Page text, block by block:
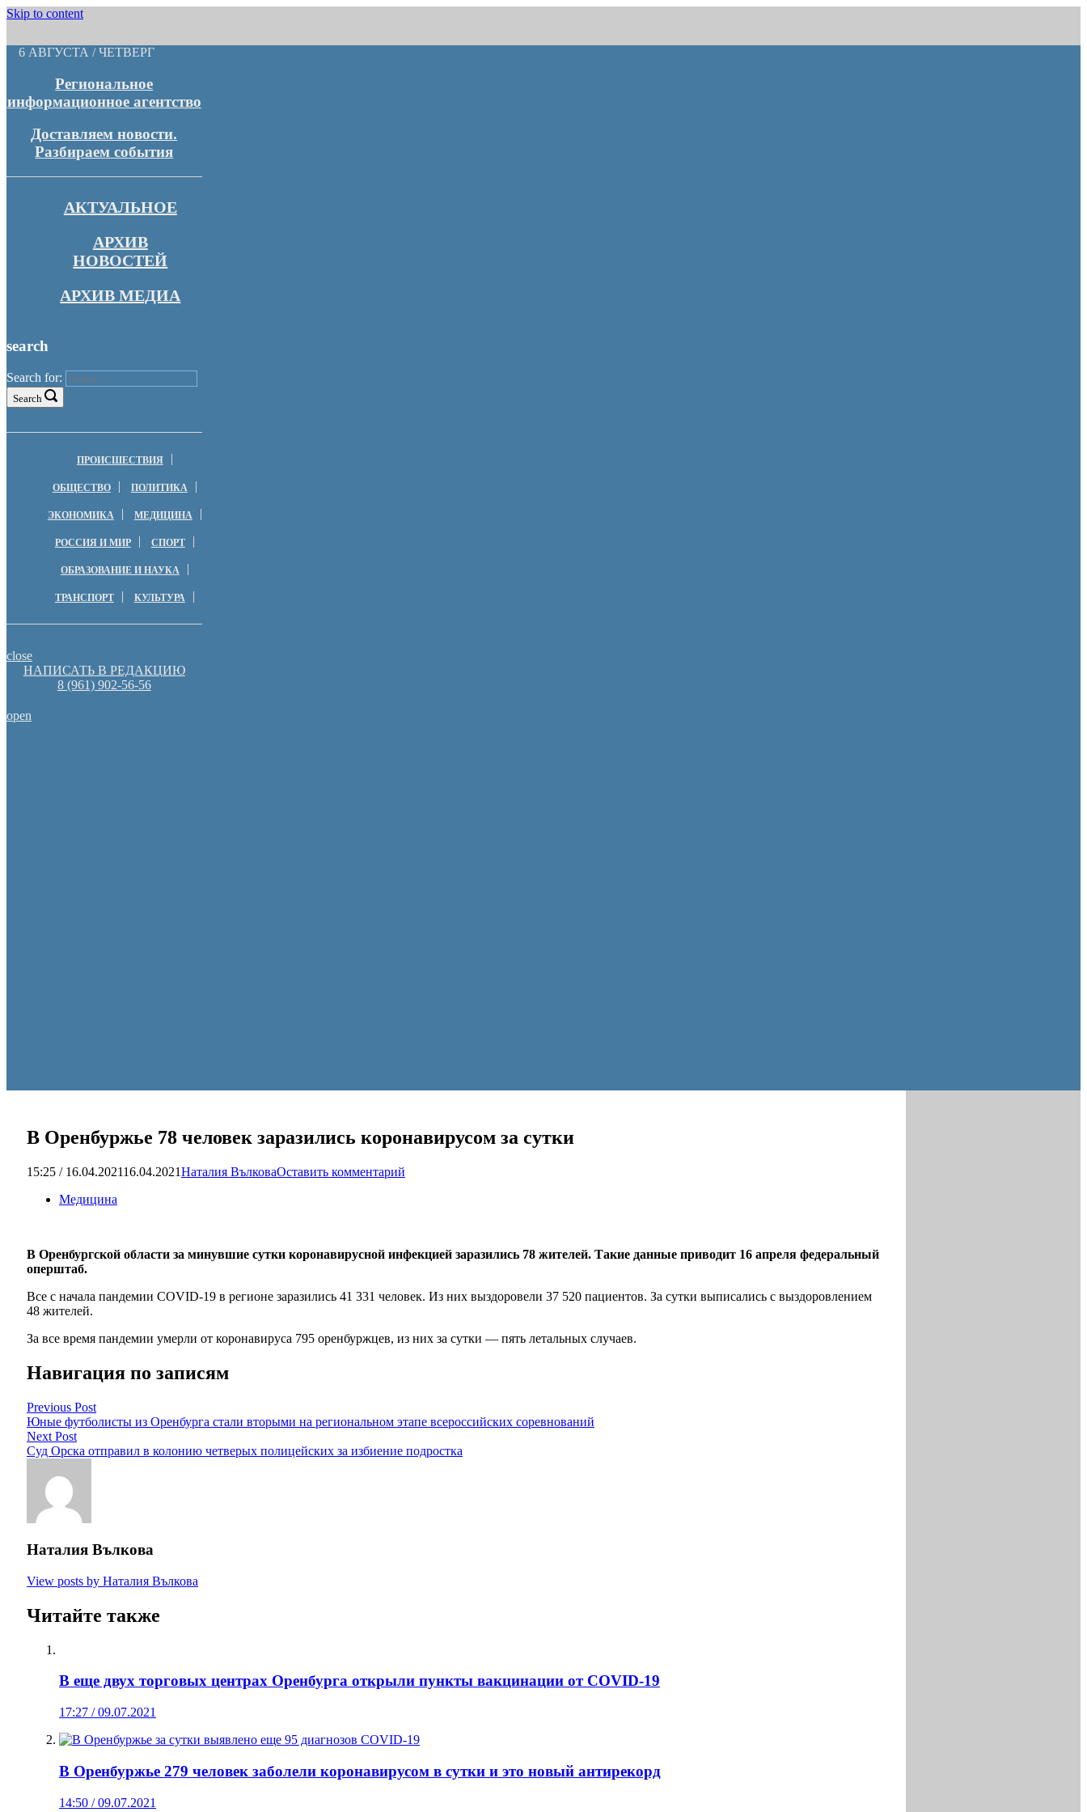
Skip to content
6 АВГУСТА / ЧЕТВЕРГ
Региональное
информационное агентство
Доставляем новости.
Разбираем события
АКТУАЛЬНОЕ
АРХИВ
НОВОСТЕЙ
АРХИВ МЕДИА
search
Search for:
Search
ПРОИСШЕСТВИЯ
ОБЩЕСТВО ПОЛИТИКА
ЭКОНОМИКА МЕДИЦИНА
РОССИЯ И МИР СПОРТ
ОБРАЗОВАНИЕ И НАУКА
ТРАНСПОРТ КУЛЬТУРА
close
НАПИСАТЬ В РЕДАКЦИЮ
8 (961) 902-56-56
open
В Оренбуржье 78 человек заразились коронавирусом за сутки
15:25 / 16.04.202116.04.2021Наталия ВълковаОставить комментарий
Медицина
В Оренбургской области за минувшие сутки коронавирусной инфекцией заразились 78 жителей. Такие данные приводит 16 апреля федеральный
оперштаб.
Все с начала пандемии COVID-19 в регионе заразились 41 331 человек. Из них выздоровели 37 520 пациентов. За сутки выписались с выздоровлением
48 жителей.
За все время пандемии умерли от коронавируса 795 оренбуржцев, из них за сутки — пять летальных случаев.
Навигация по записям
Previous Post
Юные футболисты из Оренбурга стали вторыми на региональном этапе всероссийских соревнований
Next Post
Суд Орска отправил в колонию четверых полицейских за избиение подростка
Наталия Вълкова
View posts by Наталия Вълкова
Читайте также
В еще двух торговых центрах Оренбурга открыли пункты вакцинации от COVID-19
17:27 / 09.07.2021
В Оренбуржье 279 человек заболели коронавирусом в сутки и это новый антирекорд
14:50 / 09.07.2021